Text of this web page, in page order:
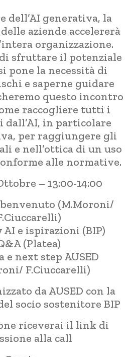
dell’AI generativa, la
aziende accelererà
organizzazione.
sfruttare il potenziale
pone la necessità di
e saperne guidare
questo incontro
raccogliere tutti i
dall’AI, in particolare
per raggiungere gli
e nell’ottica di un uso
alle normative.
– 13:00-14:00
(M.Moroni/
e ispirazioni (BIP)
(Platea)
e next step AUSED
F.Ciuccarelli)
da AUSED con la
socio sostenitore BIP
riceverai il link di
alla call